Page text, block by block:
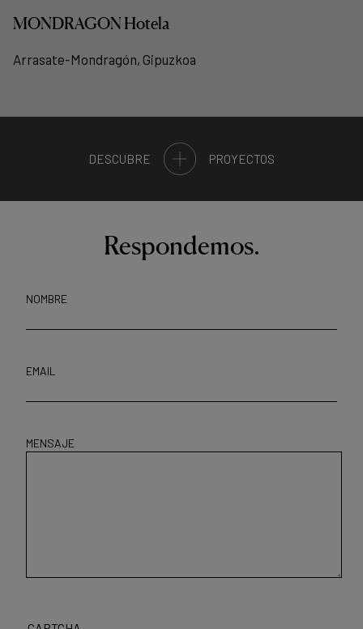
MONDRAGON Hotela
Arrasate-Mondragón, Gipuzkoa
DESCUBRE PROYECTOS
Respondemos.
NOMBRE
EMAIL
MENSAJE